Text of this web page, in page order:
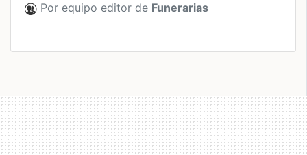
Por equipo editor de Funerarias